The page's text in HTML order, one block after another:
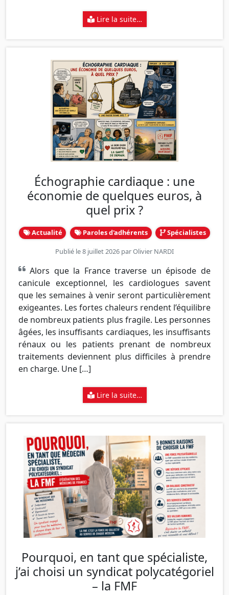
Lire la suite…
Échographie cardiaque : une
économie de quelques euros, à
quel prix ?
Actualité Paroles d'adhérents Spécialistes
Publié le 8 juillet 2026 parOlivier NARDI
Alors que la France traverse un épisode de
canicule exceptionnel, les cardiologues savent
que les semaines à venir seront particulièrement
exigeantes. Les fortes chaleurs rendent l’équilibre
de nombreux patients plus fragile. Les personnes
âgées, les insuffisants cardiaques, les insuffisants
rénaux ou les patients prenant de nombreux
traitements deviennent plus difficiles à prendre
en charge. Une […]
Lire la suite…
Pourquoi, en tant que spécialiste,
j’ai choisi un syndicat polycatégoriel
– la FMF